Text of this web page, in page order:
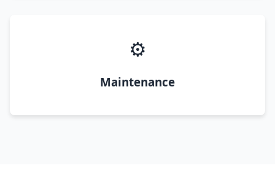
⚙️
Maintenance